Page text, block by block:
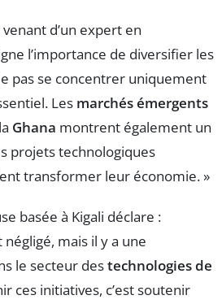
d’un expert en
l’importance de diversifier les
pas se concentrer uniquement
Les marchés émergents
Ghana montrent également un
projets technologiques
transformer leur économie. »
basée à Kigali déclare :
mais il y a une
le secteur destechnologies de
ces initiatives, c’est soutenir